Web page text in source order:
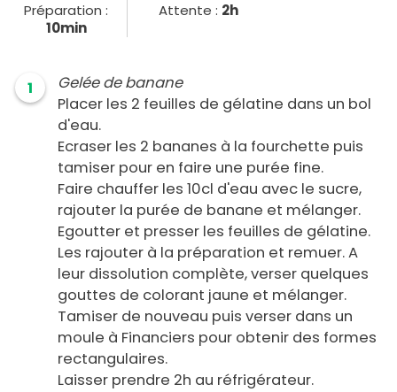
Préparation :
10min
Attente : 2h
1
Gelée de banane
Placer les 2 feuilles de gélatine dans un bol
d'eau.
Ecraser les 2 bananes à la fourchette puis
tamiser pour en faire une purée fine.
Faire chauffer les 10cl d'eau avec le sucre,
rajouter la purée de banane et mélanger.
Egoutter et presser les feuilles de gélatine.
Les rajouter à la préparation et remuer. A
leur dissolution complète, verser quelques
gouttes de colorant jaune et mélanger.
Tamiser de nouveau puis verser dans un
moule à Financiers pour obtenir des formes
rectangulaires.
Laisser prendre 2h au réfrigérateur.